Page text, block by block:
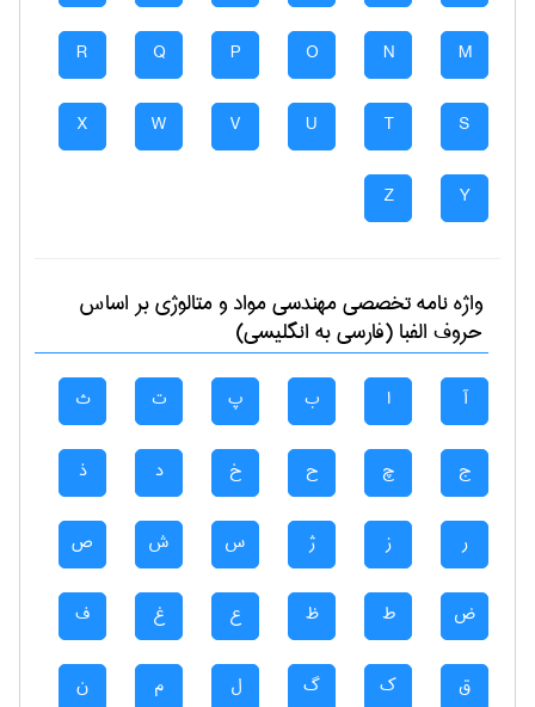
M
N
O
P
Q
R
S
T
U
V
W
X
Y
Z
واژه نامه تخصصیمهندسی مواد و متالوژیبر اساس
حروف الفبا (فارسی به انگلیسی)
آ ا ب پ ت ث
ج چ ح خ د ذ
ر ز ژ س ش ص
ض ط ظ ع غ ف
ق ک گ ل م ن